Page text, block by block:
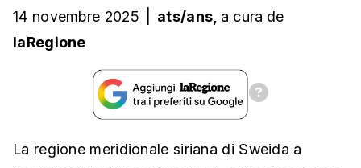
14 novembre 2025 ats/ans, a cura de
laRegione
La regione meridionale siriana di Sweida a